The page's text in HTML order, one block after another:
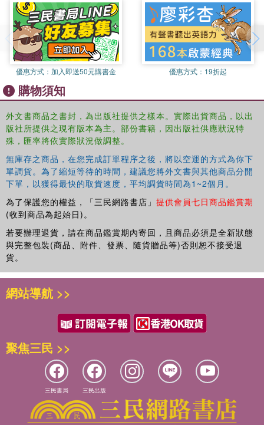
優惠方式： 加入即送50元購書金 優惠方式： 19折起
購物須知
外文書商品之書封，為出版社提供之樣本。實際出貨商品，以出
版社所提供之現有版本為主。部份書籍，因出版社供應狀況特
殊，匯率將依實際狀況做調整。
無庫存之商品，在您完成訂單程序之後，將以空運的方式為你下
單調貨。為了縮短等待的時間，建議您將外文書與其他商品分開
下單，以獲得最快的取貨速度，平均調貨時間為1~2個月。
為了保護您的權益，「三民網路書店」 提供會員七日商品鑑賞期
(收到商品為起始日)。
若要辦理退貨，請在商品鑑賞期內寄回，且商品必須是全新狀態
與完整包裝(商品、附件、發票、隨貨贈品等)否則恕不接受退
貨。
網站導航 >>
聚焦三民 >>
三民書局 三民出版